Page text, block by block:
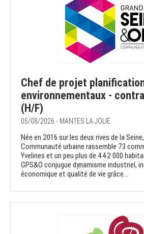
Chef de projet
environnementaux -
(H/F)
05/08/2026 - MANTES LA JOLIE
Née en 2016 sur les deux rives de la
Communauté urbaine rassemble 73
Yvelines et un peu plus de 442 000
GPS&O conjugue dynamisme industriel,
économique et qualité de vie grâce...